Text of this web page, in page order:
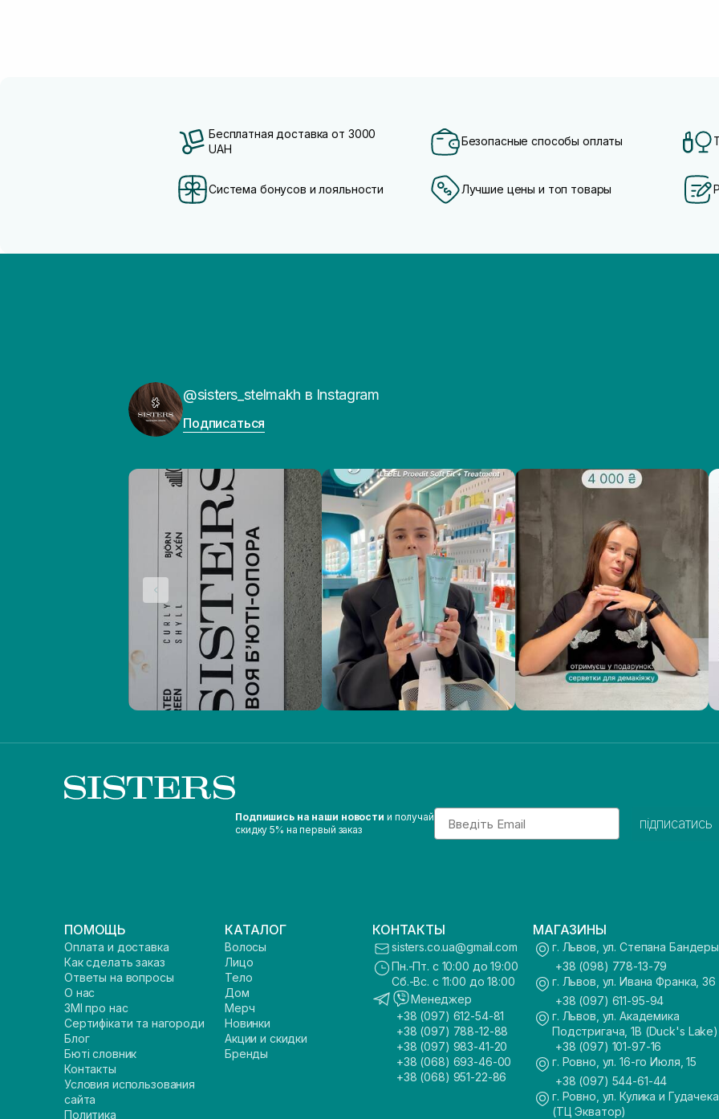
Бесплатная доставка от 3000
UAH
Безопасные способы оплаты
Система бонусов и лояльности Лучшие цены и топ товары
@sisters_stelmakh в Instagram
Подписаться
Подпишись на наши новости и получай
скидку 5% на первый заказ
Email
підписатись
ПОМОЩЬ
Оплата и доставка
Как сделать заказ
Ответы на вопросы
О нас
ЗМІ про нас
Сертифікати та нагороди
Блог
Бюті словник
Контакты
Условия использования
сайта
Политика
КАТАЛОГ
Волосы
Лицо
Тело
Дом
Мерч
Новинки
Акции и скидки
Бренды
КОНТАКТЫ
sisters.co.ua@gmail.com
Пн.-Пт. с 10:00 до 19:00
Сб.-Вс. с 11:00 до 18:00
Менеджер
+38 (097) 612-54-81
+38 (097) 788-12-88
+38 (097) 983-41-20
+38 (068) 693-46-00
+38 (068) 951-22-86
МАГАЗИНЫ
г. Львов, ул. Степана
+38 (098) 778-13-79
г. Львов, ул. Ивана Франка, 36
+38 (097) 611-95-94
г. Львов, ул. Академика
Подстригача, 1В (Duck's Lake)
+38 (097) 101-97-16
г. Ровно, ул. 16-го Июля, 15
+38 (097) 544-61-44
г. Ровно, ул. Кулика и
(ТЦ Экватор)